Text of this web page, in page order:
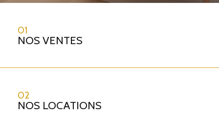
01
NOS VENTES
02
NOS LOCATIONS